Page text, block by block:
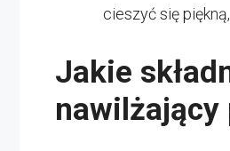
cieszyć się
Jakie
nawilżający